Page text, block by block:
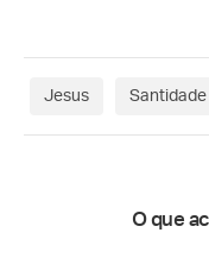
Jesus Santidade
O que